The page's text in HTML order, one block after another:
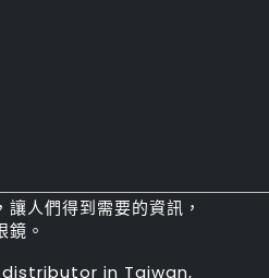
人們得到需要的資訊，
鏡。
in Taiwan,